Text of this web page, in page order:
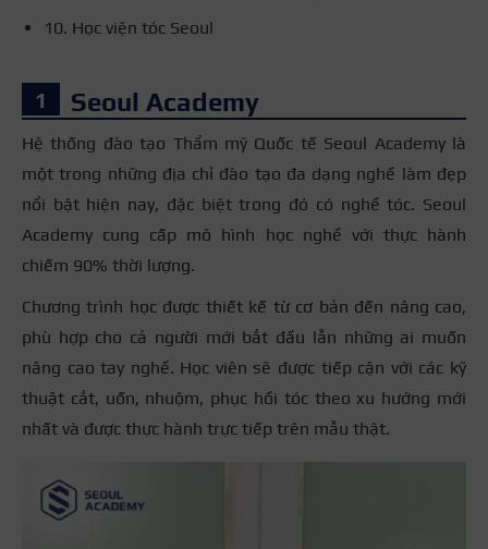
10. Học viện tóc Seoul
Seoul Academy
Hệ thống đào tạo Thẩm mỹ Quốc tế Seoul Academy là
một trong những địa chỉ đào tạo đa dạng nghề làm đẹp
nổi bật hiện nay, đặc biệt trong đó có nghề tóc. Seoul
Academy cung cấp mô hình học nghề với thực hành
chiếm 90% thời lượng.
Chương trình học được thiết kế từ cơ bản đến nâng cao,
phù hợp cho cả người mới bắt đầu lẫn những ai muốn
nâng cao tay nghề. Học viên sẽ được tiếp cận với các kỹ
thuật cắt, uốn, nhuộm, phục hồi tóc theo xu hướng mới
nhất và được thực hành trực tiếp trên mẫu thật.